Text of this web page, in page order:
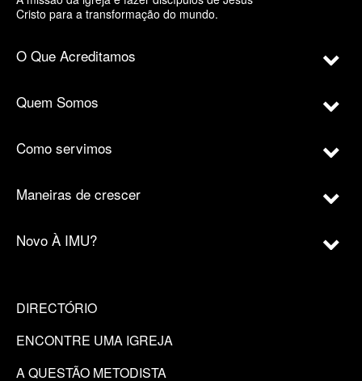
Cristo para a transformação do mundo.
O Que Acreditamos
Quem Somos
Como servimos
Maneiras de crescer
Novo À IMU?
DIRECTÓRIO
ENCONTRE UMA IGREJA
A QUESTÃO METODISTA